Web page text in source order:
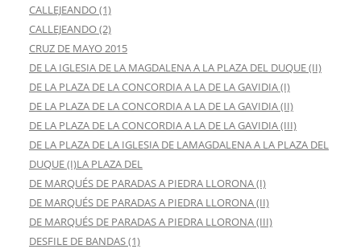
CALLEJEANDO (1)
CALLEJEANDO (2)
CRUZ DE MAYO 2015
DE LA IGLESIA DE LA MAGDALENA A LA PLAZA DEL DUQUE (II)
DE LA PLAZA DE LA CONCORDIA A LA DE LA GAVIDIA (I)
DE LA PLAZA DE LA CONCORDIA A LA DE LA GAVIDIA (II)
DE LA PLAZA DE LA CONCORDIA A LA DE LA GAVIDIA (III)
DE LA PLAZA DE LA IGLESIA DE LAMAGDALENA A LA PLAZA DEL
DUQUE (I)LA PLAZA DEL
DE MARQUÉS DE PARADAS A PIEDRA LLORONA (I)
DE MARQUÉS DE PARADAS A PIEDRA LLORONA (II)
DE MARQUÉS DE PARADAS A PIEDRA LLORONA (III)
DESFILE DE BANDAS (1)